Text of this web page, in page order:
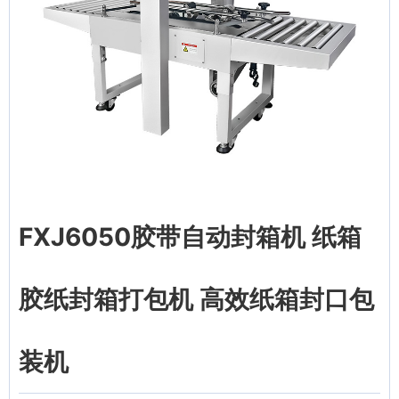
FXJ6050胶带自动封箱机 纸箱
胶纸封箱打包机 高效纸箱封口包
装机